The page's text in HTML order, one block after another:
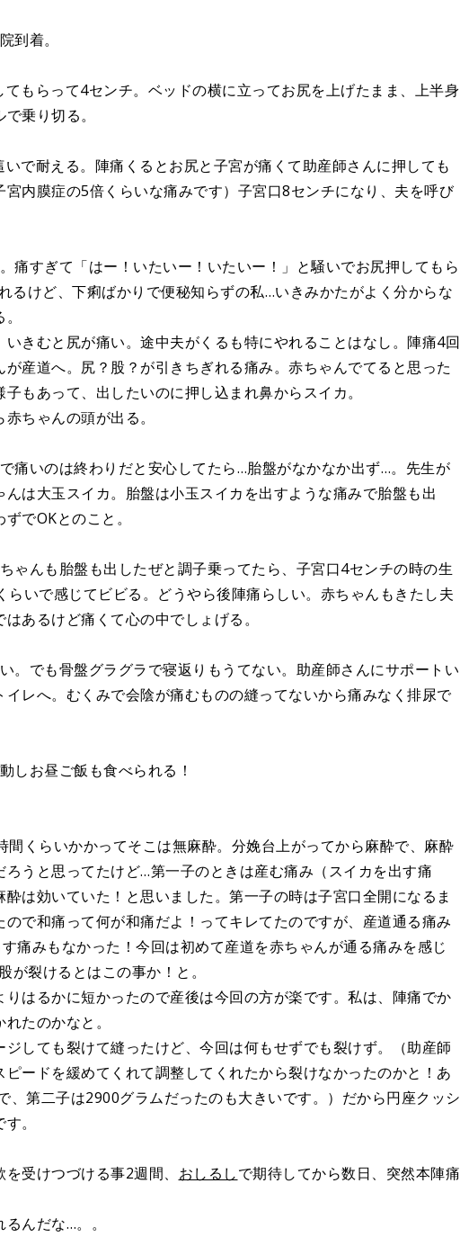
到着。
もらって4センチ。ベッドの横に立ってお尻を上げたまま、上半身
乗り切る。
で耐える。陣痛くるとお尻と子宮が痛くて助産師さんに押しても
宮内膜症の5倍くらいな痛みです）子宮口8センチになり、夫を呼び
すぎて「はー！いたいー！いたいー！」と騒いでお尻押してもら
るけど、下痢ばかりで便秘知らずの私…いきみかたがよく分からな
きむと尻が痛い。途中夫がくるも特にやれることはなし。陣痛4回
産道へ。尻？股？が引きちぎれる痛み。赤ちゃんでてると思った
もあって、出したいのに押し込まれ鼻からスイカ。
ちゃんの頭が出る。
痛いのは終わりだと安心してたら…胎盤がなかなか出ず…。先生が
は大玉スイカ。胎盤は小玉スイカを出すような痛みで胎盤も出
でOKとのこと。
ゃんも胎盤も出したぜと調子乗ってたら、子宮口4センチの時の生
らいで感じてビビる。どうやら後陣痛らしい。赤ちゃんもきたし夫
あるけど痛くて心の中でしょげる。
。でも骨盤グラグラで寝返りもうてない。助産師さんにサポートい
レへ。むくみで会陰が痛むものの縫ってないから痛みなく排尿で
しお昼ご飯も食べられる！
間くらいかかってそこは無麻酔。分娩台上がってから麻酔で、麻酔
うと思ってたけど…第一子のときは産む痛み（スイカを出す痛
は効いていた！と思いました。第一子の時は子宮口全開になるま
で和痛って何が和痛だよ！ってキレてたのですが、産道通る痛み
痛みもなかった！今回は初めて産道を赤ちゃんが通る痛みを感じ
裂けるとはこの事か！と。
はるかに短かったので産後は今回の方が楽です。私は、陣痛でか
たのかなと。
しても裂けて縫ったけど、今回は何もせずでも裂けず。（助産師
ードを緩めてくれて調整してくれたから裂けなかったのかと！あ
、第二子は2900グラムだったのも大きいです。）だから円座クッシ
。
受けつづける事2週間、 おしるしで期待してから数日、突然本陣痛
んだな…。。